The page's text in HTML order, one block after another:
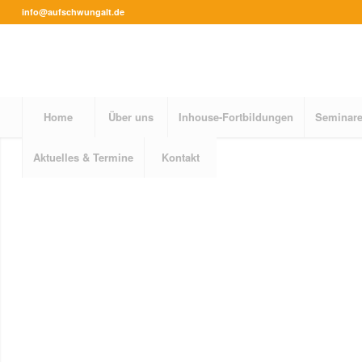
info@aufschwungalt.de
Home Über uns Inhouse-Fortbildungen
Aktuelles & Termine Kontakt